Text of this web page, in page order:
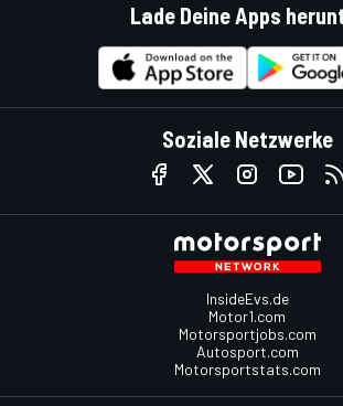
Lade Deine Apps
Soziale Netzwerke
InsideEvs.de
Motor1.com
Motorsportjobs.com
Autosport.com
Motorsportstats.com